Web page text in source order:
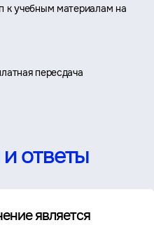
к учебным материалам на
пересдача
ответы
является